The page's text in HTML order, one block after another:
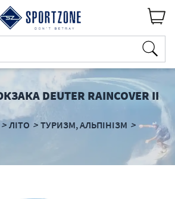
DEUTER RAINCOVER II
ЛІТО
ТУРИЗМ, АЛЬПІНІЗМ